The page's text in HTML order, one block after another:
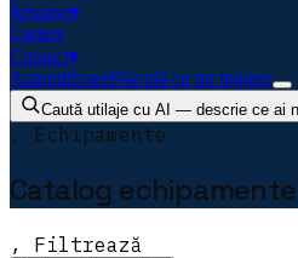
Resurse▾
Cariere
Contact▾
AutentificareDiscută cu un inginer
Caută utilaje cu AI — descrie ce ai
, Echipamente
Catalog
, Filtrează